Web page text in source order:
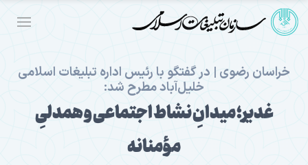
خراسان رضوی | در گفتگو با رئیس اداره تبلیغات اسلامی
خلیل‌آباد مطرح شد:
غدیر؛ میدانِ نشاط اجتماعی و همدلیِ
مؤمنانه